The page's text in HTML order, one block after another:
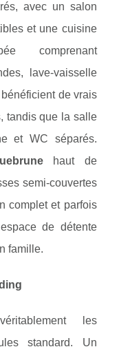
avec un salon
et une cuisine
comprenant
lave-vaisselle
de vrais
tandis que la salle
et WC séparés.
haut de
semi-couvertes
complet et parfois
de détente
famille.
les
standard. Un